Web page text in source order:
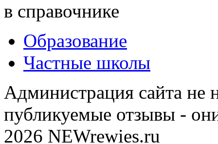
в справочнике
Образование
Частные школы
Администрация сайта не
публикуемые отзывы -
2026 NEWrewies.ru